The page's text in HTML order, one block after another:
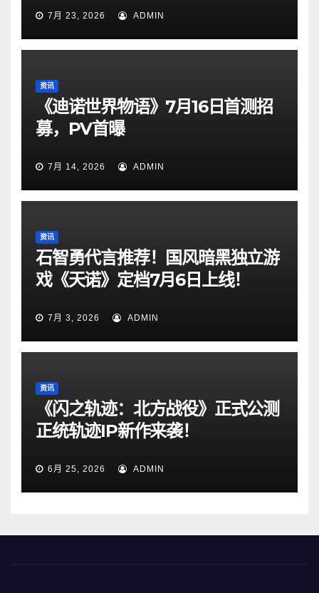
7月 23, 2026 ADMIN
资讯
《迪诺世界物语》7月16日首测招
募，PV首曝
7月 14, 2026 ADMIN
资讯
石智勇代言推荐！国风暗黑独立游
戏《天诺》定档7月6日上线！
7月 3, 2026 ADMIN
资讯
《闪之轨迹：北方战役》正式公测
正统轨迹IP新作来袭！
6月 25, 2026 ADMIN